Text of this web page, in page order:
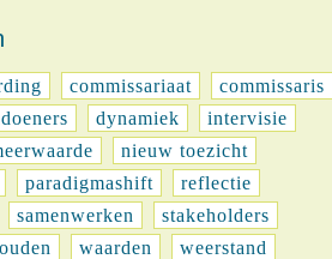
commissariaat
commissaris
dynamiek
intervisie
nieuw toezicht
paradigmashift
reflectie
samenwerken
stakeholders
waarden
weerstand